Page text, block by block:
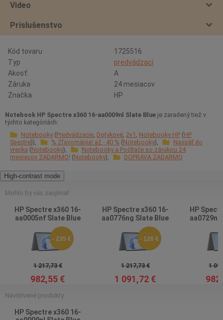
Video
Príslušenstvo
Kód tovaru
1725516
Typ
predvádzací
Akosť:
A
Záruka
24 mesiacov
Značka
HP
Notebook HP Spectre x360 16-aa0009nl Slate Blue je zaradený tiež v
týchto kategóriách:
Notebooky Predvádzacie Dotykové 2v1 Notebooky HP HP
Spectre
% Zľavománia! až - 40 % Notebooky
Naspäť do
vrecka Notebooky
Notebooky a Počítače so zárukou 24
mesiacov ZADARMO! Notebooky DOPRAVA ZADARMO
High-contrast mode
Mohlo by vás zaujímať
HP Spectre x360 16-
aa0005nf Slate Blue
- 235 €
1 217,73 €
982,55 €
HP Spectre x360 16-
aa0776ng Slate Blue
- 126 €
1 217,73 €
1 091,72 €
HP
1
Navštívené produkty
HP Spectre x360 16-